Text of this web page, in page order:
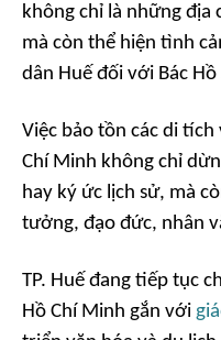
không chỉ là những địa
mà còn thể hiện tình
dân Huế đối với Bác
Việc bảo tồn các di tích
Chí Minh không chỉ
hay ký ức lịch sử, mà
tưởng, đạo đức, nhân
TP. Huế đang tiếp tục
Hồ Chí Minh gắn với